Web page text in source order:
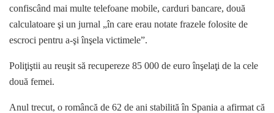
confiscând mai multe telefoane mobile, carduri bancare, două
calculatoare şi un jurnal „în care erau notate frazele folosite de
escroci pentru a-şi înşela victimele”.
Poliţiştii au reuşit să recupereze 85 000 de euro înşelaţi de la cele
două femei.
Anul trecut, o româncă de 62 de ani stabilită în Spania a afirmat că